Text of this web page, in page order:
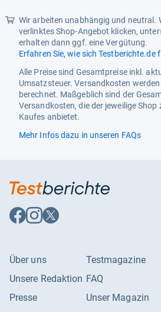
Unit Count 7.0
Weight 0.49
Wir arbeiten unabhängig und neutral.
verlinktes Shop-Angebot klicken,
erhalten dann ggf. eine Vergütung.
Erfahren Sie, wie sich Testberichte.de
Alle Preise sind Gesamtpreise inkl.
Umsatzsteuer. Versandkosten
berechnet. Maßgeblich sind der
Versandkosten, die der jeweilige Shop
Kaufes anbietet.
Mehr Infos dazu in unseren FAQs
Auf
Facebook
Auf
Instagram
Auf
X
Über uns
Unsere Redaktion
Presse
Testmagazine
FAQ
Unser Magazin